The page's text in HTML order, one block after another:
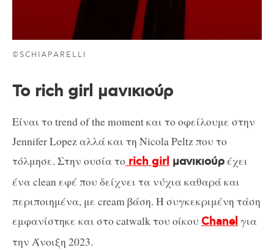
©SCHIAPARELLI
Το rich girl μανικιούρ
Είναι το trend of the moment και το οφείλουμε στην
Jennifer Lopez αλλά και τη Nicola Peltz που το
τόλμησε. Στην ουσία το rich girl μανικιούρέχει
ένα clean εφέ που δείχνει τα νύχια καθαρά και
περιποιημένα, με cream βάση. Η συγκεκριμένη τάση
εμφανίστηκε και στο catwalk του οίκου Chanelγια
την Άνοιξη 2023.